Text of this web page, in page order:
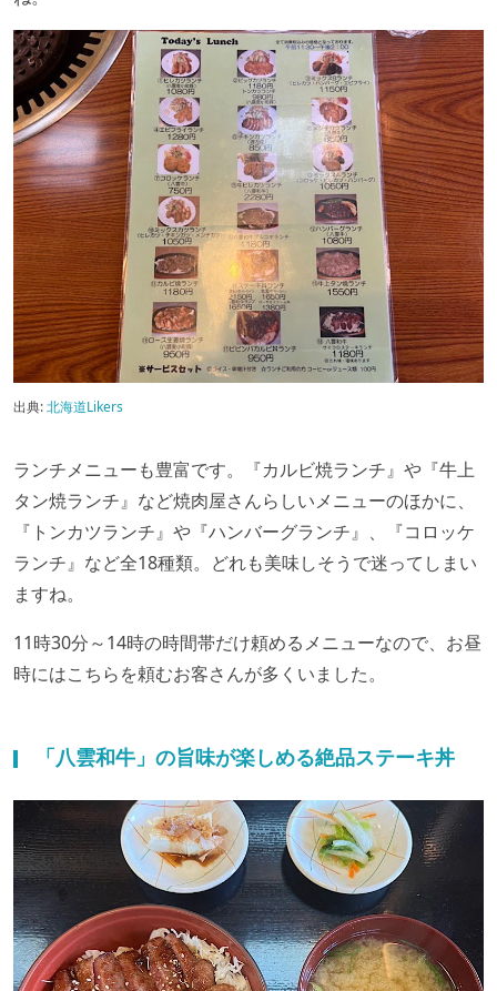
出典:北海道Likers
ランチメニューも豊富です。『カルビ焼ランチ』や『牛上
タン焼ランチ』など焼肉屋さんらしいメニューのほかに、
『トンカツランチ』や『ハンバーグランチ』、『コロッケ
ランチ』など全18種類。どれも美味しそうで迷ってしまい
ますね。
11時30分～14時の時間帯だけ頼めるメニューなので、お昼
時にはこちらを頼むお客さんが多くいました。
「八雲和牛」の旨味が楽しめる絶品ステーキ丼